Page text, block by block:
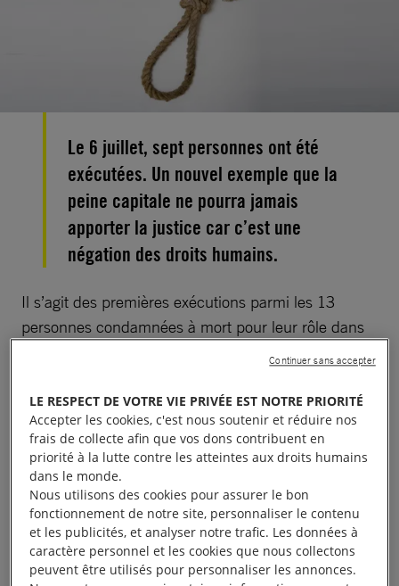
Le 6 juillet, sept personnes ont été
exécutées. Un nouvel exemple que la
peine capitale ne pourra jamais
apporter la justice car c’est une
négation des droits humains.
Il s’agit des premières exécutions parmi les 13
personnes condamnées à mort pour leur rôle dans
En mars, le Japon a de nouveau rejeté des
recommandations l’encourageant à réformer son
système pénal. Ces recommandations lui avaient été
présentées par d’autres États dans le cadre de
l’examen devant les Nations unes de son bilan en
matière de droits humains.
LE RESPECT DE VOTRE VIE PRIVÉE EST NOTRE PRIORITÉ
Accepter les cookies, c'est nous soutenir et réduire nos
frais de collecte afin que vos dons contribuent en
priorité à la lutte contre les atteintes aux droits humains
dans le monde.
Nous utilisons des cookies pour assurer le bon
fonctionnement de notre site, personnaliser le contenu
et les publicités, et analyser notre trafic. Les données à
caractère personnel et les cookies que nous collectons
peuvent être utilisés pour personnaliser les annonces.
Continuer sans accepter